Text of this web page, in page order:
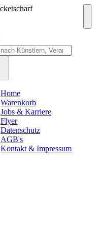
Home
Warenkorb
Jobs & Karriere
Flyer
Datenschutz
AGB's
Kontakt & Impressum